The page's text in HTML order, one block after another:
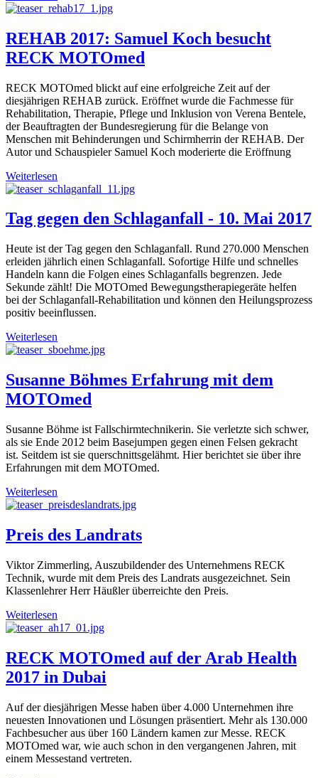
REHAB 2017: Samuel Koch besucht
RECK MOTOmed
RECK MOTOmed blickt auf eine erfolgreiche Zeit auf der
diesjährigen REHAB zurück. Eröffnet wurde die Fachmesse für
Rehabilitation, Therapie, Pflege und Inklusion von Verena Bentele,
der Beauftragten der Bundesregierung für die Belange von
Menschen mit Behinderungen und Schirmherrin der REHAB. Der
Autor und Schauspieler Samuel Koch moderierte die Eröffnung
Weiterlesen
Tag gegen den Schlaganfall - 10. Mai 2017
Heute ist der Tag gegen den Schlaganfall. Rund 270.000 Menschen
erleiden jährlich einen Schlaganfall. Sofortige Hilfe und schnelles
Handeln kann die Folgen eines Schlaganfalls begrenzen. Jede
Sekunde zählt! Die MOTOmed Bewegungstherapiegeräte helfen
bei der Schlaganfall-Rehabilitation und können den Heilungsprozess
positiv beeinflussen.
Weiterlesen
Susanne Böhmes Erfahrung mit dem
MOTOmed
Susanne Böhme ist Fallschirmtechnikerin. Sie verletzte sich schwer,
als sie Ende 2012 beim Basejumpen gegen einen Felsen gekracht
ist. Seitdem ist sie querschnittsgelähmt. Hier berichtet sie über ihre
Erfahrungen mit dem MOTOmed.
Weiterlesen
Preis des Landrats
Viktor Zimmerling, Auszubildender des Unternehmens RECK
Technik, wurde mit dem Preis des Landrats ausgezeichnet. Sein
Klassenlehrer Herr Häußler überreichte den Preis.
Weiterlesen
RECK MOTOmed auf der Arab Health
2017 in Dubai
Auf der diesjährigen Messe haben über 4.000 Unternehmen ihre
neuesten Innovationen und Lösungen präsentiert. Mehr als 130.000
Fachbesucher aus über 160 Ländern kamen zur Messe. RECK
MOTOmed war, wie auch schon in den vergangenen Jahren, mit
einem Messestand vertreten.